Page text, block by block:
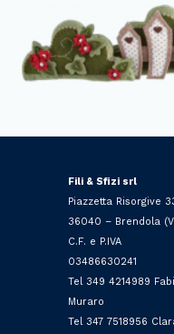
Fili & Sfizi srl
Piazzetta Risorgive
36040 – Brendola
C.F. e P.IVA
03486630241
Tel 349 4214989
Muraro
Tel 347 7518956